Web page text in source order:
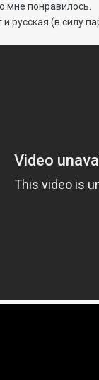
мне понравилось.
русская (в силу